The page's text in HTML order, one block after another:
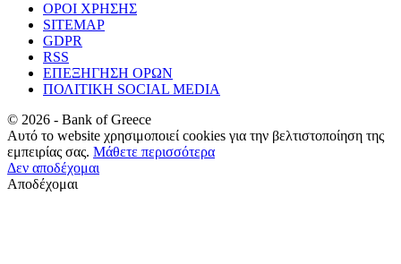
ΟΡΟΙ ΧΡΗΣΗΣ
SITEMAP
GDPR
RSS
ΕΠΕΞΗΓΗΣΗ ΟΡΩΝ
ΠΟΛΙΤΙΚΗ SOCIAL MEDIA
© 2026 - Bank of Greece
Αυτό το website χρησιμοποιεί cookies για την βελτιστοποίηση της
εμπειρίας σας. Μάθετε περισσότερα
Δεν αποδέχομαι
Αποδέχομαι